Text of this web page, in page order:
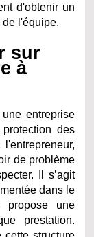
d'obtenir un
de l'équipe.
sur
à
entreprise
des
de problème
Il s’agit
dans le
propose une
prestation.